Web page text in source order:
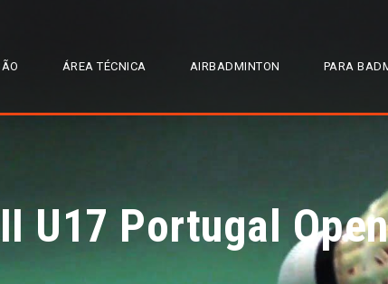
ÁREA TÉCNICA AIRBADMINTON PARA
U17 Portugal